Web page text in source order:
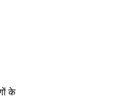
के